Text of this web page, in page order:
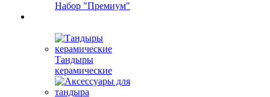
Набор "Премиум"
Тандыры
керамические